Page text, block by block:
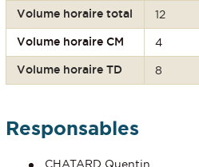
Volume horaire total 12
Volume horaire CM 4
Volume horaire TD 8
Responsables
CHATARD Quentin